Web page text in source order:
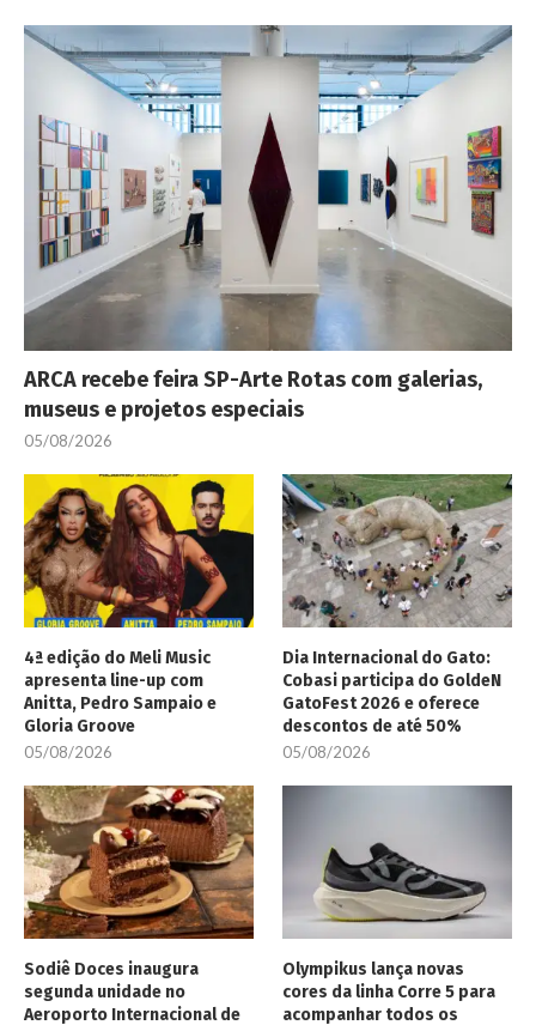
ARCA recebe feira SP-Arte Rotas com galerias,
museus e projetos especiais
05/08/2026
4ª edição do Meli Music
apresenta line-up com
Anitta, Pedro Sampaio e
Gloria Groove
05/08/2026
Dia Internacional do Gato:
Cobasi participa do GoldeN
GatoFest 2026 e oferece
descontos de até 50%
05/08/2026
Sodiê Doces inaugura
segunda unidade no
Aeroporto Internacional de
Olympikus lança novas
cores da linha Corre 5 para
acompanhar todos os